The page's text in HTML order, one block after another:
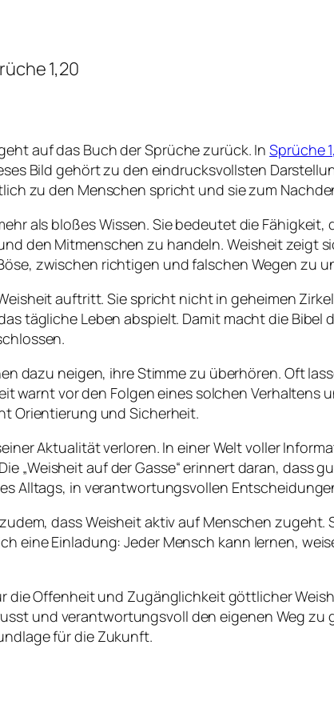
1,20
auf das Buch der Sprüche zurück. InSprüche
Bild gehört zu den eindrucksvollsten
zu den Menschen spricht und sie zum
als bloßes Wissen. Sie bedeutet die
den Mitmenschen zu handeln. Weisheit zeigt
zwischen richtigen und falschen Wegen zu
auftritt. Sie spricht nicht in geheimen
tägliche Leben abspielt. Damit macht die
dazu neigen, ihre Stimme zu überhören. Oft
warnt vor den Folgen eines solchen
Orientierung und Sicherheit.
Aktualität verloren. In einer Welt voller
„Weisheit auf der Gasse“ erinnert daran, dass
Alltags, in verantwortungsvollen
dass Weisheit aktiv auf Menschen
eine Einladung: Jeder Mensch kann lernen,
die Offenheit und Zugänglichkeit göttlicher
und verantwortungsvoll den eigenen Weg zu
für die Zukunft.